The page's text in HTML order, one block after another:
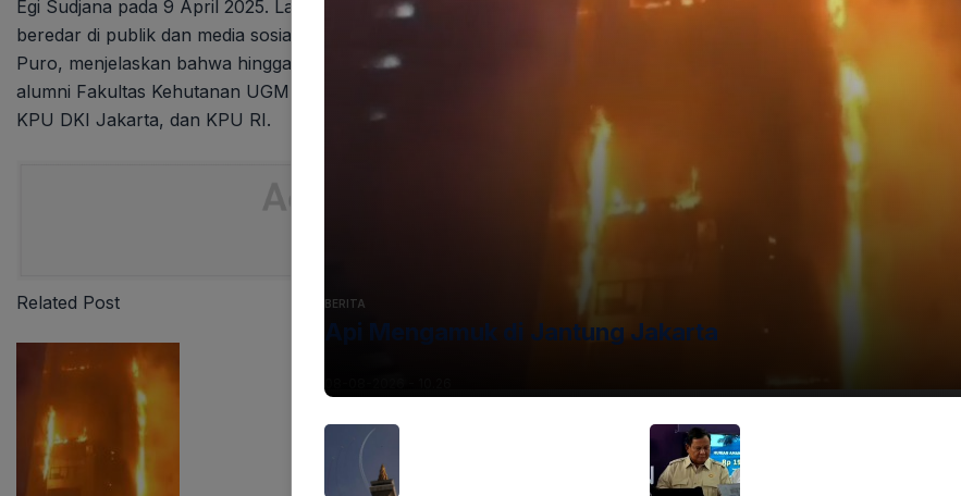
Egi Sudjana pada 9 April 2025. Laporan tersebut berisi aduan tentang dugaan cacat hukum ijazah S1 Jokowi yang
beredar di publik dan media sosial. Direktur Tindak Pidana Umum Bareskrim Polri, Brigjen Djuhandhani Rahardjo
Puro, menjelaskan bahwa hingga saat ini, penyidik telah memeriksa 26 saksi, termasuk pihak pengadu, staf UGM,
alumni Fakultas Kehutanan UGM, serta pihak dari berbagai instansi terkait seperti Kementerian Diknas, Ditjen Dikti,
KPU DKI Jakarta, dan KPU RI.
Related Post BERITA
Api Mengamuk di Jantung Jakarta